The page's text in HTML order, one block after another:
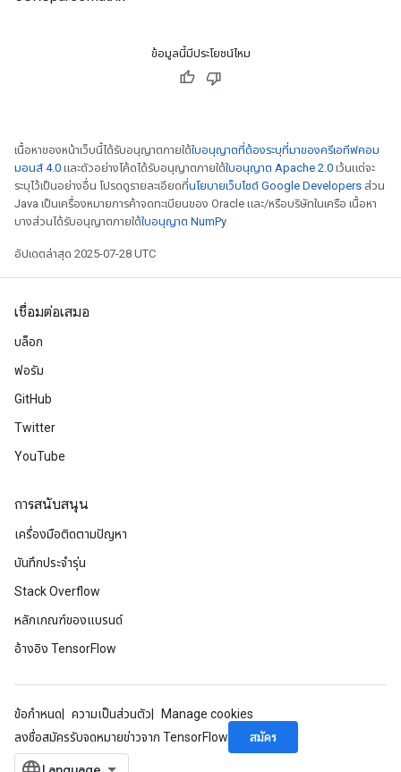
ข้อมูลนี้มีประโยชน์ไหม
เนื้อหาของหน้าเว็บนี้ได้รับอนุญาตภายใต้ใบอนุญาตที่ต้องระบุที่มาของครีเอทีฟคอม
มอนส์ 4.0 และตัวอย่างโค้ดได้รับอนุญาตภายใต้ใบอนุญาต Apache 2.0 เว้นแต่จะ
ระบุไว้เป็นอย่างอื่น โปรดดูรายละเอียดที่นโยบายเว็บไซต์ Google Developers ส่วน
Java เป็นเครื่องหมายการค้าจดทะเบียนของ Oracle และ/หรือบริษัทในเครือ เนื้อหา
บางส่วนได้รับอนุญาตภายใต้ใบอนุญาต NumPy
อัปเดตล่าสุด 2025-07-28 UTC
เชื่อมต่อเสมอ
บล็อก
ฟอรัม
GitHub
Twitter
YouTube
การสนับสนุน
เครื่องมือติดตามปัญหา
บันทึกประจำรุ่น
Stack Overflow
หลักเกณฑ์ของแบรนด์
อ้างอิง TensorFlow
ข้อกำหนด ความเป็นส่วนตัว
Manage cookies
ลงชื่อสมัครรับจดหมายข่าวจาก TensorFlow
สมัคร